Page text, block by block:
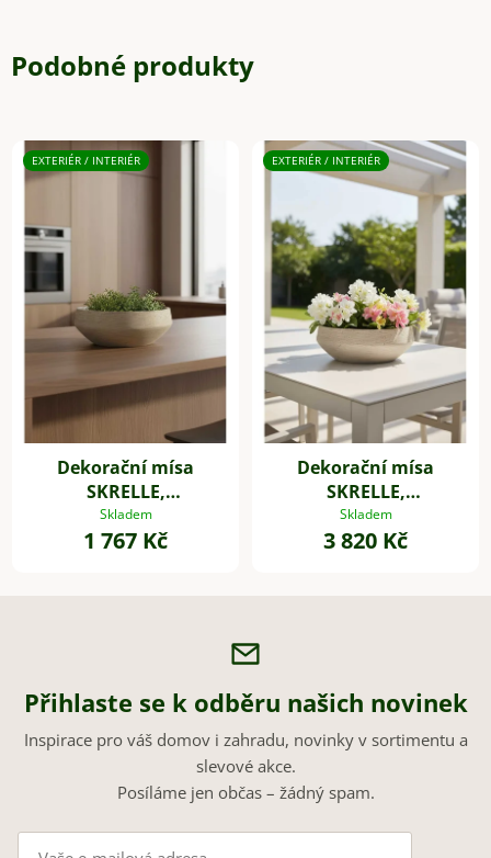
Podobné produkty
EXTERIÉR / INTERIÉR
Dekorační mísa
SKRELLE,
vláknocement, 28x9
cm, béžová
Skladem
1 767 Kč
EXTERIÉR / INTERIÉR
Dekorační mísa
SKRELLE,
vláknocement, 45x16
cm, béžová
Skladem
3 820 Kč
Přihlaste se k odběru našich novinek
Inspirace pro váš domov i zahradu, novinky v sortimentu a
slevové akce.
Posíláme jen občas – žádný spam.